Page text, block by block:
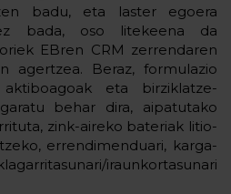
badu, eta laster egoera
bada, oso litekeena da
EBren CRM zerrendaren
agertzea. Beraz, formulazio
eta birziklatze-
behar dira, aipatutako
zink-aireko bateriak litio-
errendimenduari, karga-
iraunkortasunari